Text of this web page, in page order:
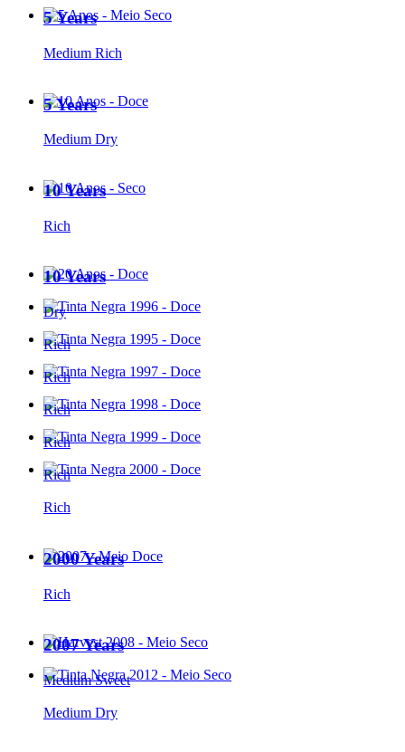
5 Years
Medium Rich
5 Years
Medium Dry
10 Years
Rich
10 Years
Dry
Rich
Rich
Rich
Rich
Rich
Rich
2000 Years
Rich
2007 Years
Medium Sweet
Medium Dry